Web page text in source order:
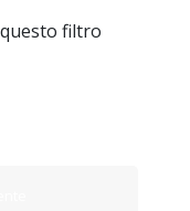
filtro